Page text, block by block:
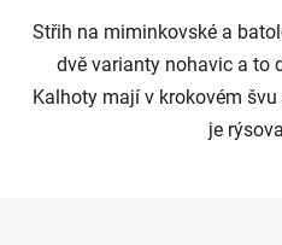
Střih na miminkovské a
dvě varianty nohavic a to
Kalhoty mají v krokovém
je